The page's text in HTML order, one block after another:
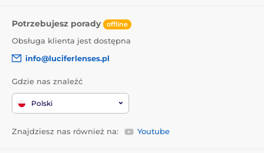
Potrzebujesz porady offline
Obsługa klienta jest dostępna
info@luciferlenses.pl
Gdzie nas znaleźć
Polski
Znajdziesz nas również na: Youtube